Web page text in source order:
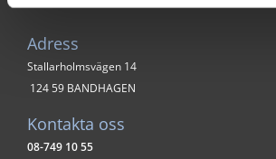
Adress
Stallarholmsvägen 14
124 59 BANDHAGEN
Kontakta oss
08-749 10 55